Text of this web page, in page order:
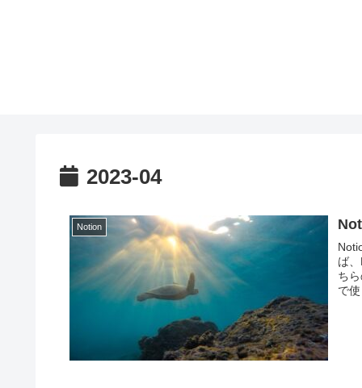
2023-04
Notion
ば
ち
で